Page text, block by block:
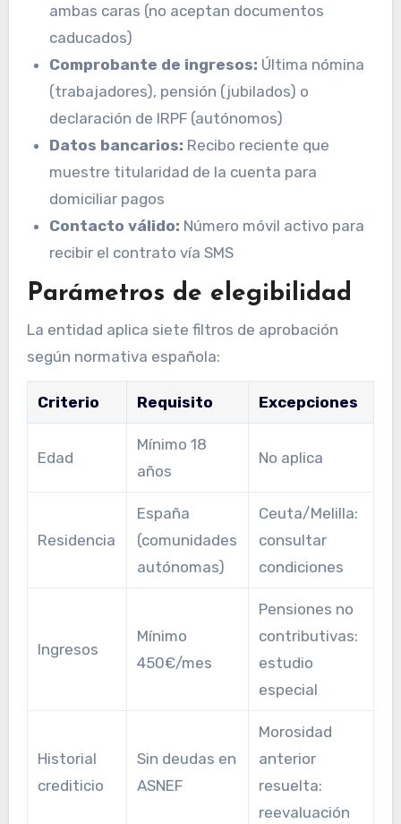
ambas caras (no aceptan documentos
caducados)
Comprobante de ingresos: Última nómina
(trabajadores), pensión (jubilados) o
declaración de IRPF (autónomos)
Datos bancarios: Recibo reciente que
muestre titularidad de la cuenta para
domiciliar pagos
Contacto válido: Número móvil activo para
recibir el contrato vía SMS
Parámetros de elegibilidad
La entidad aplica siete filtros de aprobación
según normativa española:
Criterio Requisito Excepciones
Edad
Mínimo 18
años
No aplica
Residencia
España
(comunidades
autónomas)
Ceuta/Melilla:
consultar
condiciones
Ingresos
Mínimo
450€/mes
Pensiones no
contributivas:
estudio
especial
Historial
crediticio
Sin deudas en
ASNEF
Morosidad
anterior
resuelta:
reevaluación